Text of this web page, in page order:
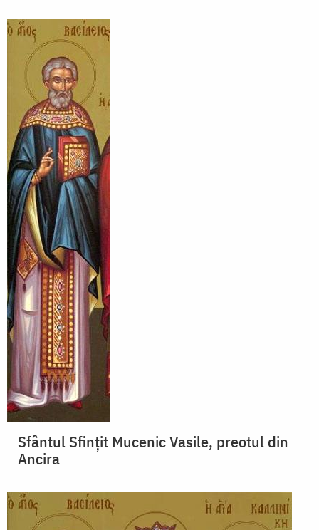
Sfântul Sfințit Mucenic Vasile, preotul din
Ancira